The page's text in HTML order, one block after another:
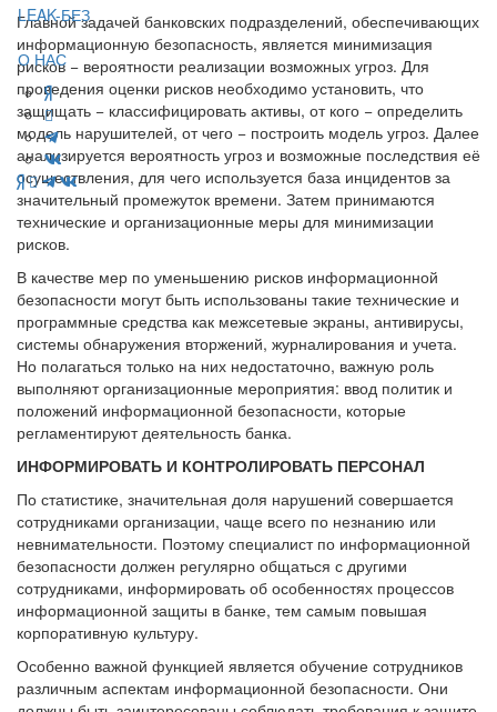
LEAK-БЕЗ
О НАС
Главной задачей банковских подразделений, обеспечивающих
информационную безопасность, является минимизация
рисков − вероятности реализации возможных угроз. Для
проведения оценки рисков необходимо установить, что
защищать − классифицировать активы, от кого − определить
модель нарушителей, от чего − построить модель угроз. Далее
анализируется вероятность угроз и возможные последствия её
осуществления, для чего используется база инцидентов за
значительный промежуток времени. Затем принимаются
технические и организационные меры для минимизации
рисков.
В качестве мер по уменьшению рисков информационной
безопасности могут быть использованы такие технические и
программные средства как межсетевые экраны, антивирусы,
системы обнаружения вторжений, журналирования и учета.
Но полагаться только на них недостаточно, важную роль
выполняют организационные мероприятия: ввод политик и
положений информационной безопасности, которые
регламентируют деятельность банка.
ИНФОРМИРОВАТЬ И КОНТРОЛИРОВАТЬ ПЕРСОНАЛ
По статистике, значительная доля нарушений совершается
сотрудниками организации, чаще всего по незнанию или
невнимательности. Поэтому специалист по информационной
безопасности должен регулярно общаться с другими
сотрудниками, информировать об особенностях процессов
информационной защиты в банке, тем самым повышая
корпоративную культуру.
Особенно важной функцией является обучение сотрудников
различным аспектам информационной безопасности. Они